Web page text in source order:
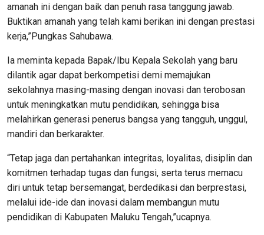
amanah ini dengan baik dan penuh rasa tanggung jawab.
Buktikan amanah yang telah kami berikan ini dengan prestasi
kerja,”Pungkas Sahubawa.
Ia meminta kepada Bapak/Ibu Kepala Sekolah yang baru
dilantik agar dapat berkompetisi demi memajukan
sekolahnya masing-masing dengan inovasi dan terobosan
untuk meningkatkan mutu pendidikan, sehingga bisa
melahirkan generasi penerus bangsa yang tangguh, unggul,
mandiri dan berkarakter.
“Tetap jaga dan pertahankan integritas, loyalitas, disiplin dan
komitmen terhadap tugas dan fungsi, serta terus memacu
diri untuk tetap bersemangat, berdedikasi dan berprestasi,
melalui ide-ide dan inovasi dalam membangun mutu
pendidikan di Kabupaten Maluku Tengah,”ucapnya.